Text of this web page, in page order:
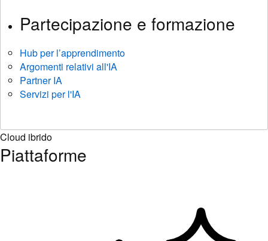
Partecipazione e formazione
Hub per l’apprendimento
Argomenti relativi all'IA
Partner IA
Servizi per l'IA
Cloud ibrido
Piattaforme